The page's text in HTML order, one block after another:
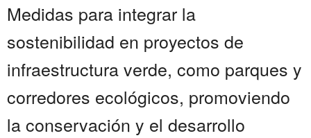
Medidas para integrar la
sostenibilidad en proyectos de
infraestructura verde, como parques y
corredores ecológicos, promoviendo
la conservación y el desarrollo